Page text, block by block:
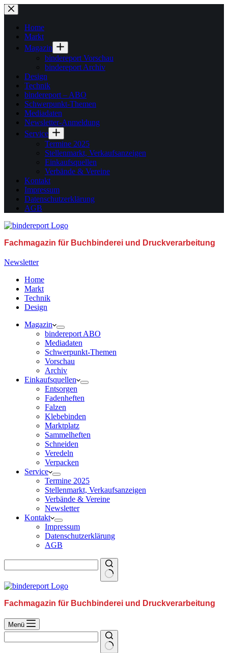
Zum
Inhalt
springenHome
Markt
Magazin
bindereport Vorschau
bindereport Archiv
Design
Technik
bindereport – ABO
Schwerpunkt-Themen
Mediadaten
Newsletter-Anmeldung
Service
Termine 2025
Stellenmarkt, Verkaufsanzeigen
Einkaufsquellen
Verbände & Vereine
Kontakt
Impressum
Datenschutzerklärung
AGB
Fachmagazin für Buchbinderei und Druckverarbeitung
Newsletter
Home
Markt
Technik
Design
Magazin
bindereport ABO
Mediadaten
Schwerpunkt-Themen
Vorschau
Archiv
Einkaufsquellen
Entsorgen
Fadenheften
Falzen
Klebebinden
Marktplatz
Sammelheften
Schneiden
Veredeln
Verpacken
Service
Termine 2025
Stellenmarkt, Verkaufsanzeigen
Verbände & Vereine
Newsletter
Kontakt
Impressum
Datenschutzerklärung
AGB
Fachmagazin für Buchbinderei und Druckverarbeitung
Menü